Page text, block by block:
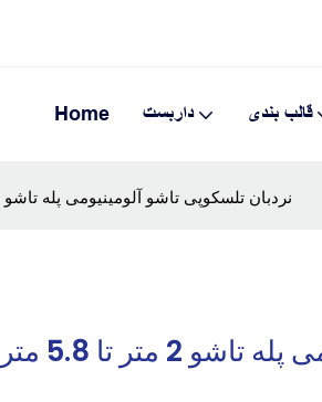
Home داربست قالب بندی
نردبان تلسکوپی تاشو آلومینیومی پله تاشو 2 متر تا 5.8 متر
متر تا 5.8 متر